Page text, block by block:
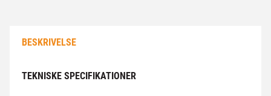
BESKRIVELSE
TEKNISKE SPECIFIKATIONER